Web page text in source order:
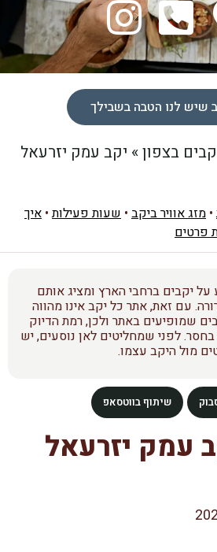
שיש לנו הטבה בשבילך
בצפון» יקב עמק יזרעאל
• מזג אוויר ביקב • שעות פעילות• איך
פרטים
יקבים ברחבי הארץ ומציג אותם
עם זאת, אתר כל יקב אינו מהווה
שמופיעים באתר ולכן, רמת הדיוק
לפני שמחליטים לאן נוסעים, יש
מול היקב עצמו.
שיתוף בווטסאפ
עמק יזרעאל